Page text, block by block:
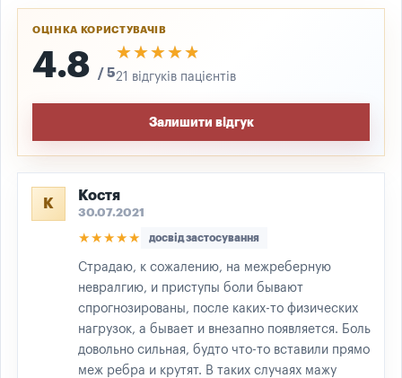
ОЦІНКА КОРИСТУВАЧІВ
4.8 / 5
★★★★★
★★★★★
21 відгуків пацієнтів
Залишити відгук
К
Костя
30.07.2021
★★★★★ досвід застосування
Страдаю, к сожалению, на межреберную
невралгию, и приступы боли бывают
спрогнозированы, после каких-то физических
нагрузок, а бывает и внезапно появляется. Боль
довольно сильная, будто что-то вставили прямо
меж ребра и крутят. В таких случаях мажу